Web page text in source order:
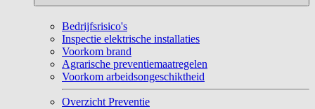
Bedrijfsrisico's
Inspectie elektrische installaties
Voorkom brand
Agrarische preventiemaatregelen
Voorkom arbeidsongeschiktheid
Overzicht Preventie